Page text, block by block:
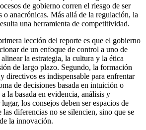
de gobierno corren el riesgo de ser
o anacrónicas. Más allá de la regulación, la
una herramienta de competitividad.
lección del reporte es que el gobierno
de un enfoque de control a uno de
la estrategia, la cultura y la ética
de largo plazo. Segundo, la formación
directivos es indispensable para enfrentar
de decisiones basada en intuición o
la basada en evidencia, análisis y
los consejos deben ser espacios de
diferencias no se silencien, sino que se
la innovación.